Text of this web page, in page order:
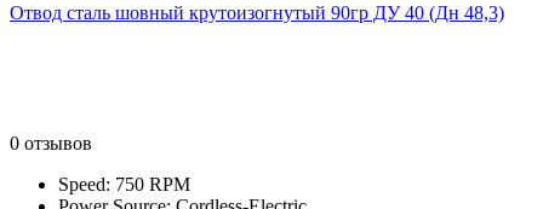
Отвод сталь шовный крутоизогнутый 90гр ДУ 40 (Дн 48,3)
0 отзывов
Speed: 750 RPM